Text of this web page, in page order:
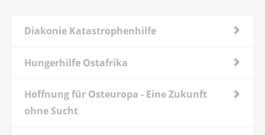
Diakonie Katastrophenhilfe
Hungerhilfe Ostafrika
Hoffnung für Osteuropa - Eine Zukunft
ohne Sucht